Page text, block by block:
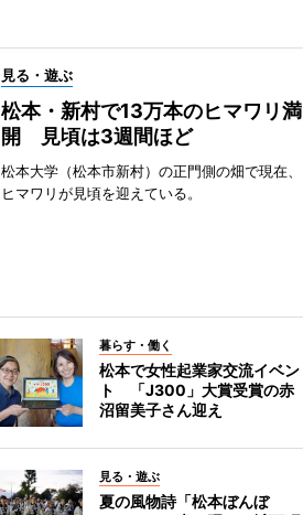
見る・遊ぶ
松本・新村で13万本のヒマワリ満
開 見頃は3週間ほど
松本大学（松本市新村）の正門側の畑で現在、
ヒマワリが見頃を迎えている。
暮らす・働く
松本で女性起業家交流イベン
ト 「J300」大賞受賞の赤
沼留美子さん迎え
見る・遊ぶ
夏の風物詩「松本ぼんぼ